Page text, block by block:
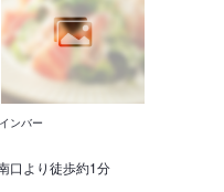
ンバー
口より徒歩約1分